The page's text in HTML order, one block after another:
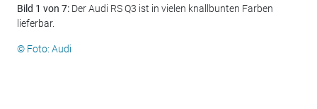
Bild 1 von 7: Der Audi RS Q3 ist in vielen knallbunten Farben
lieferbar.
© Foto: Audi